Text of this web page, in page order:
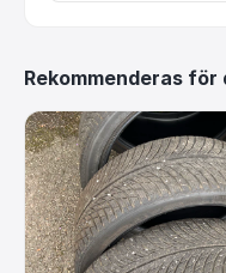
Rekommenderas